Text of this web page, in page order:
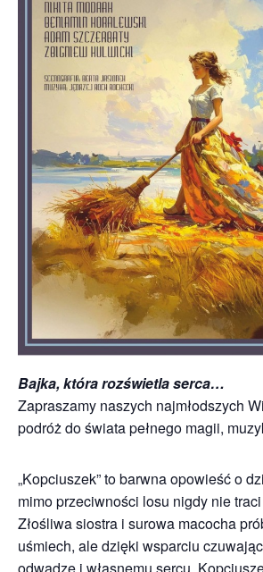
Bajka, która rozświetla serca…
Zapraszamy naszych najmłodszych
podróż do świata pełnego magii,
„Kopciuszek” to barwna opowieść o
mimo przeciwności losu nigdy nie
Złośliwa siostra i surowa macocha
uśmiech, ale dzięki wsparciu